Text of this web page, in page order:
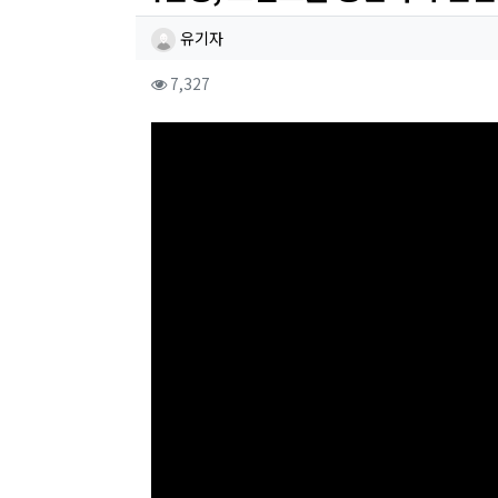
작성자 정보
유기자작성
컨텐츠 정보
7,327